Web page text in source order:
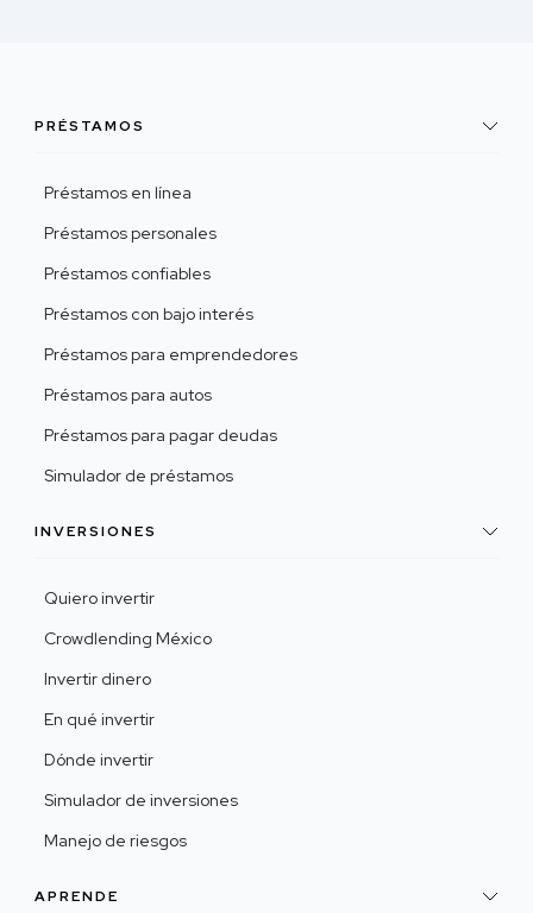
PRÉSTAMOS
Préstamos en línea
Préstamos personales
Préstamos confiables
Préstamos con bajo interés
Préstamos para emprendedores
Préstamos para autos
Préstamos para pagar deudas
Simulador de préstamos
INVERSIONES
Quiero invertir
Crowdlending México
Invertir dinero
En qué invertir
Dónde invertir
Simulador de inversiones
Manejo de riesgos
APRENDE